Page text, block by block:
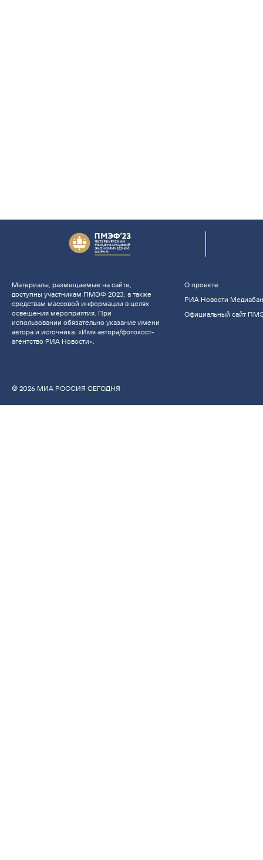
Материалы, размещаемые на сайте,
доступны участникам ПМЭФ 2023, а также
средствам массовой информации в целях
освещения мероприятия. При
использовании обязательно указание имени
автора и источника: «Имя автора/фотохост-
агентство РИА Новости».
О проекте
РИА Новости
Официальный сайт
© 2026 МИА РОССИЯ СЕГОДНЯ